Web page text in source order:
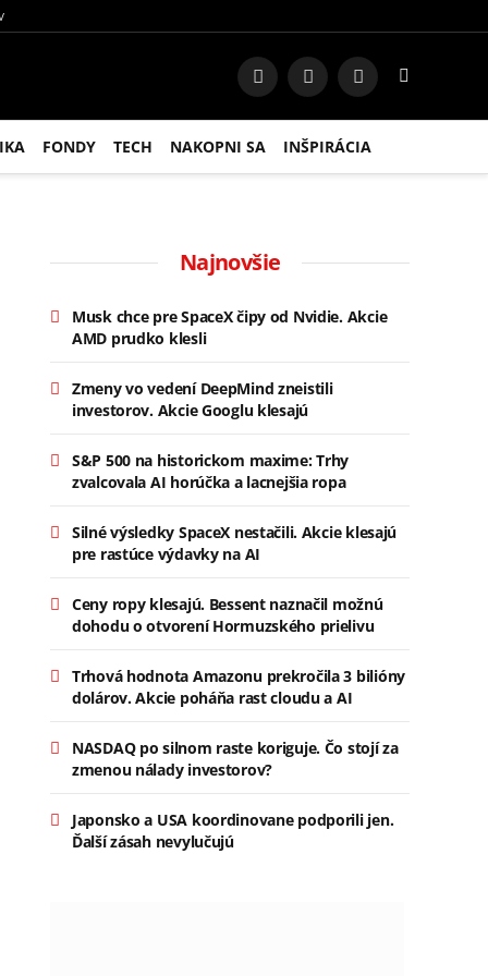
FacebookInstagram
RSS
FONDY TECH NAKOPNI SA INŠPIRÁCIA
Najnovšie
Musk chce pre SpaceX čipy od Nvidie. Akcie
AMD prudko klesli
Zmeny vo vedení DeepMind zneistili
investorov. Akcie Googlu klesajú
S&P 500 na historickom maxime: Trhy
zvalcovala AI horúčka a lacnejšia ropa
Silné výsledky SpaceX nestačili. Akcie klesajú
pre rastúce výdavky na AI
Ceny ropy klesajú. Bessent naznačil možnú
dohodu o otvorení Hormuzského prielivu
Trhová hodnota Amazonu prekročila 3 bilióny
dolárov. Akcie poháňa rast cloudu a AI
NASDAQ po silnom raste koriguje. Čo stojí za
zmenou nálady investorov?
Japonsko a USA koordinovane podporili jen.
Ďalší zásah nevylučujú